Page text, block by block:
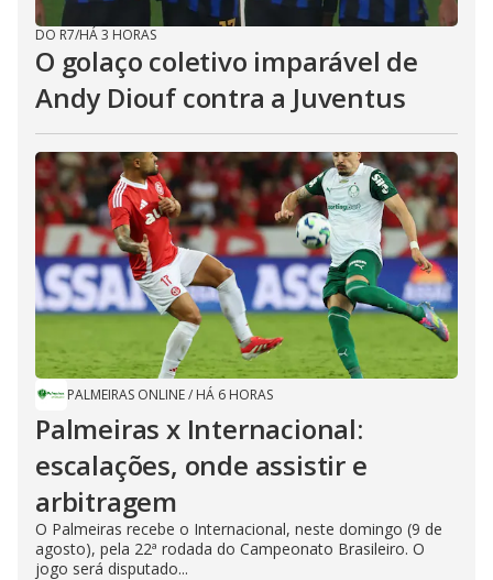
DO R7/HÁ 3 HORAS
O golaço coletivo imparável de
Andy Diouf contra a Juventus
PALMEIRAS ONLINE/ HÁ 6 HORAS
Palmeiras x Internacional:
escalações, onde assistir e
arbitragem
O Palmeiras recebe o Internacional, neste domingo (9 de
agosto), pela 22ª rodada do Campeonato Brasileiro. O
jogo será disputado...